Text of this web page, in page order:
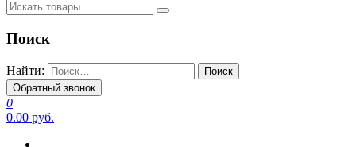
Поиск
Найти:
Обратный звонок
0
0.00 руб.